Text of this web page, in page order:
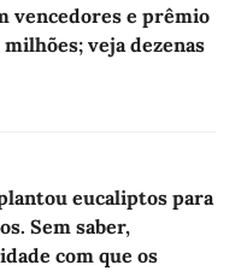
vencedores e prêmio
milhões; veja dezenas
eucaliptos para
Sem saber,
com que os